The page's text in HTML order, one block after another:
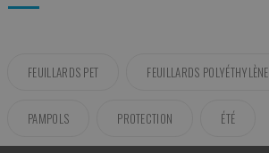
FEUILLARDS PET FEUILLARDS POLYÉTHYLÈNE
PAMPOLS PROTECTION ÉTÉ